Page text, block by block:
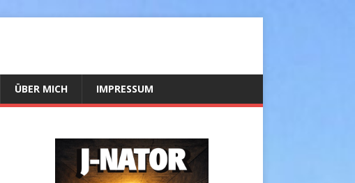
ÜBER MICH IMPRESSUM